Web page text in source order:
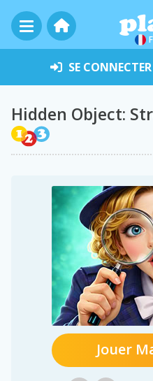
SE CONNECTER
Hidden Object:
Jouer